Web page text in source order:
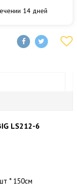
14 дней
LS212-6
* 150см